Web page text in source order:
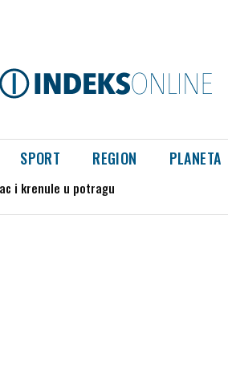
SPORT REGION PLANETA
i krenule u potragu